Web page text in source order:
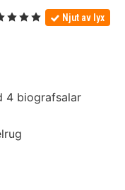
Stjärnor Njut av lyx
4 biografsalar